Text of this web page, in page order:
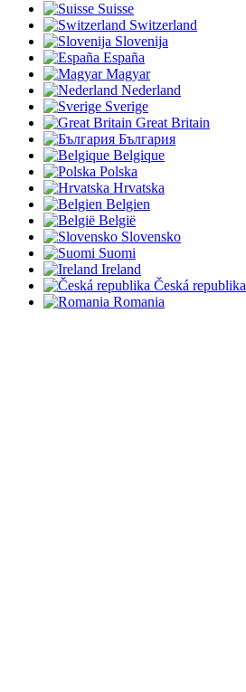
Suisse
Switzerland
Slovenija
España
Magyar
Nederland
Sverige
Great Britain
България
Belgique
Polska
Hrvatska
Belgien
België
Slovensko
Suomi
Ireland
Česká republika
Romania